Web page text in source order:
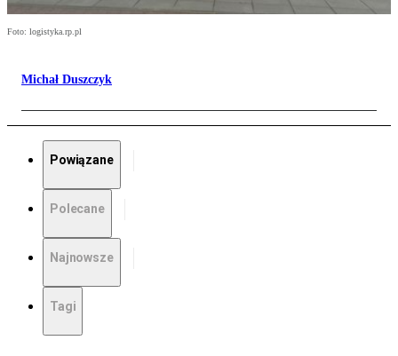
Foto: logistyka.rp.pl
Michał Duszczyk
Powiązane
Polecane
Najnowsze
Tagi